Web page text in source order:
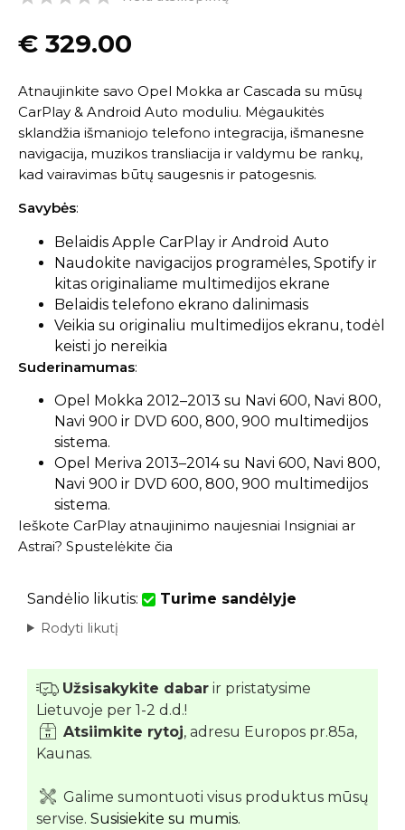
€ 329.00
Atnaujinkite savo Opel Mokka ar Cascada su mūsų
CarPlay & Android Auto moduliu. Mėgaukitės
sklandžia išmaniojo telefono integracija, išmanesne
navigacija, muzikos transliacija ir valdymu be rankų,
kad vairavimas būtų saugesnis ir patogesnis.
Savybės:
Belaidis Apple CarPlay ir Android Auto
Naudokite navigacijos programėles, Spotify ir
kitas originaliame multimedijos ekrane
Belaidis telefono ekrano dalinimasis
Veikia su originaliu multimedijos ekranu, todėl
keisti jo nereikia
Suderinamumas:
Opel Mokka 2012–2013 su Navi 600, Navi 800,
Navi 900 ir DVD 600, 800, 900 multimedijos
sistema.
Opel Meriva 2013–2014 su Navi 600, Navi 800,
Navi 900 ir DVD 600, 800, 900 multimedijos
sistema.
Ieškote CarPlay atnaujinimo naujesniai Insigniai ar
Astrai? Spustelėkite čia
Sandėlio likutis: Turime sandėlyje
Rodyti likutį
Užsisakykite dabar ir pristatysime
Lietuvoje per 1-2 d.d.!
Atsiimkite rytoj, adresu Europos pr.85a,
Kaunas.
Galime sumontuoti visus produktus mūsų
servise. Susisiekite su mumis.